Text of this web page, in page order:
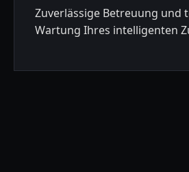
Zuverlässige Betreuung und
Wartung Ihres intelligenten